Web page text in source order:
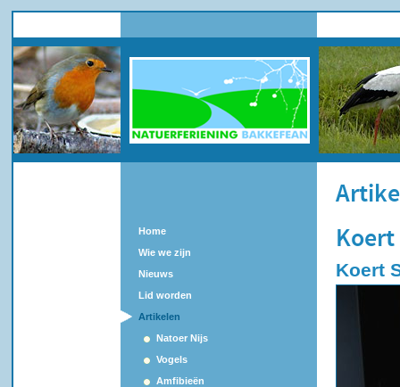
Home
Wie we zijn
Nieuws
Lid worden
Artikelen
Natoer Nijs
Vogels
Amfibieën
Koert